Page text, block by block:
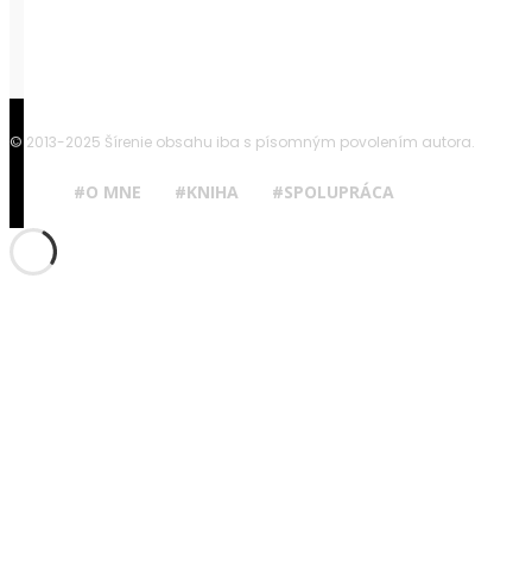
© 2013-2025 Šírenie obsahu iba s písomným povolením autora.
#O MNE #KNIHA #SPOLUPRÁCA